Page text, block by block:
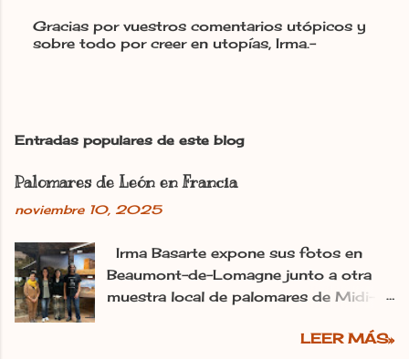
P
a
u
c
m
e
n
t
a
Gracias por vuestros comentarios utópicos y
sobre todo por creer en utopías, Irma.-
Entradas populares de este blog
Palomares de León en Francia
noviembre 10, 2025
Irma Basarte expone sus fotos en
Beaumont-de-Lomagne junto a otra
muestra local de palomares de Midi-
izquierda) con Miguel Pastrana y las
LEER MÁS»